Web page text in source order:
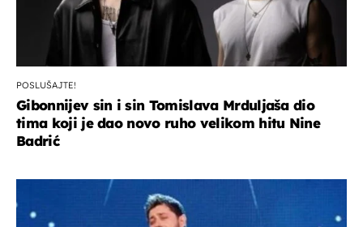
POSLUŠAJTE!
Gibonnijev sin i sin Tomislava Mrduljaša dio
tima koji je dao novo ruho velikom hitu Nine
Badrić